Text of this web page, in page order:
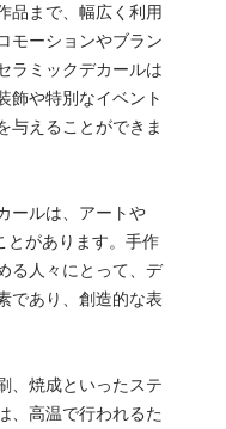
品まで、幅広く利用
モーションやブラン
ラミックデカールは
飾や特別なイベント
与えることができま
ールは、アートや
とがあります。手作
る人々にとって、デ
であり、創造的な表
、焼成といったステ
、高温で行われるた